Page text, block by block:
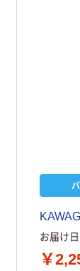
お届け日
￥
本気プラ